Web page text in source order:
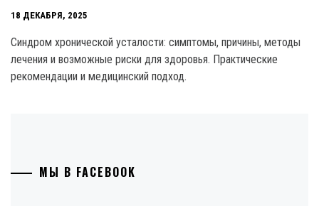
18 ДЕКАБРЯ, 2025
Синдром хронической усталости: симптомы, причины, методы
лечения и возможные риски для здоровья. Практические
рекомендации и медицинский подход.
МЫ В FACEBOOK